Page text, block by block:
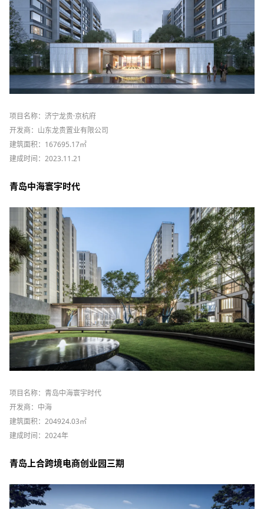
项目名称：济宁龙贵·京杭府
开发商：山东龙贵置业有限公司
建筑面积：167695.17㎡
建成时间：2023.11.21
青岛中海寰宇时代
项目名称：青岛中海寰宇时代
开发商：中海
建筑面积：204924.03㎡
建成时间：2024年
青岛上合跨境电商创业园三期